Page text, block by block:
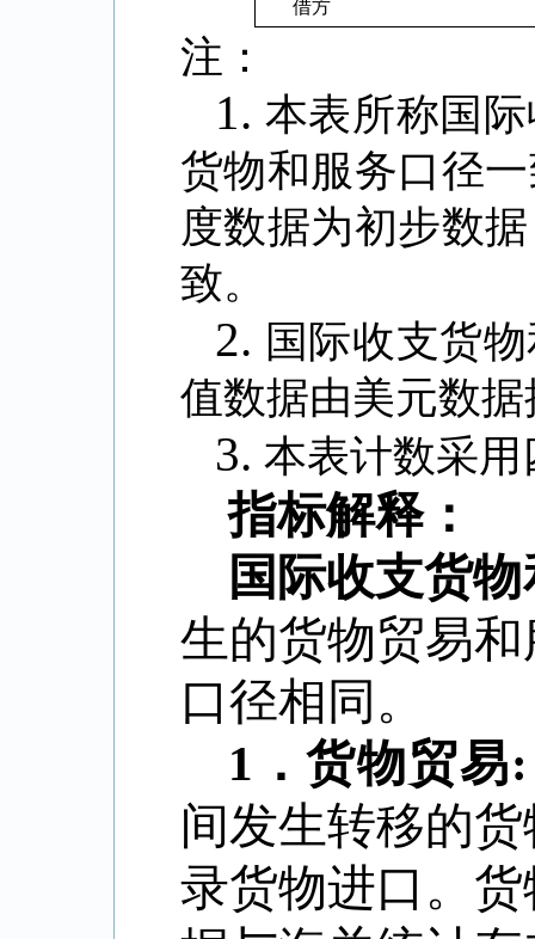
借方
注：
1. 本表所称国
货物和服务口径
度数据为初步数
致。
2. 国际收支货
值数据由美元数
3.本表计数采
指标解释：
国际收支货
生的货物贸易
口径相同。
1 ．货物贸易:
间发生转移的
录货物进口。